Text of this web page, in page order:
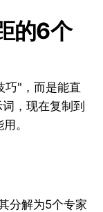
的6个
巧"，而是能直
，现在复制到
。
分解为5个专家